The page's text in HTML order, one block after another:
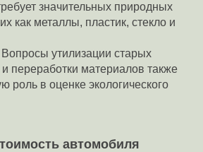
значительных природных
как металлы, пластик, стекло и
Вопросы утилизации старых
переработки материалов также
роль в оценке экологического
автомобиля